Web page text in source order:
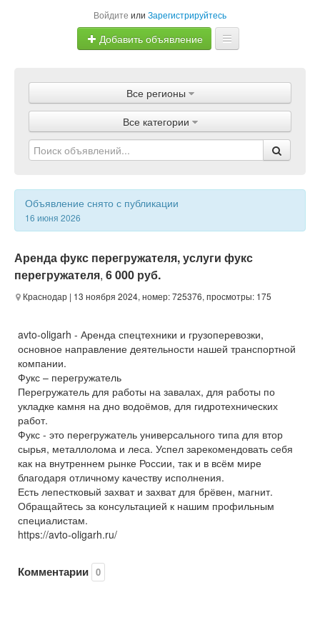
Войдите или Зарегистрируйтесь
Добавить объявление
Объявления
Магазины
Услуги
Статьи
Все регионы
Все категории
Объявление снято с публикации
16 июня 2026
Аренда фукс перегружателя, услуги фукс
перегружателя, 6 000 руб.
Краснодар | 13 ноября 2024, номер: 725376, просмотры: 175
avto-oligarh - Аренда спецтехники и грузоперевозки,
основное направление деятельности нашей транспортной
компании.
Фукс – перегружатель
Перегружатель для работы на завалах, для работы по
укладке камня на дно водоёмов, для гидротехнических
работ.
Фукс - это перегружатель универсального типа для втор
сырья, металлолома и леса. Успел зарекомендовать себя
как на внутреннем рынке России, так и в всём мире
благодаря отличному качеству исполнения.
Есть лепестковый захват и захват для брёвен, магнит.
Обращайтесь за консультацией к нашим профильным
специалистам.
https://avto-oligarh.ru/
Комментарии 0